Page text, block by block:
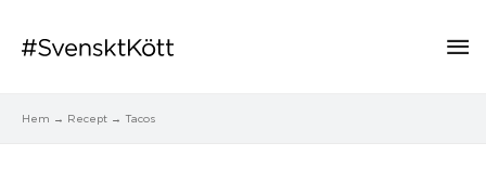
Hem Recept Tacos